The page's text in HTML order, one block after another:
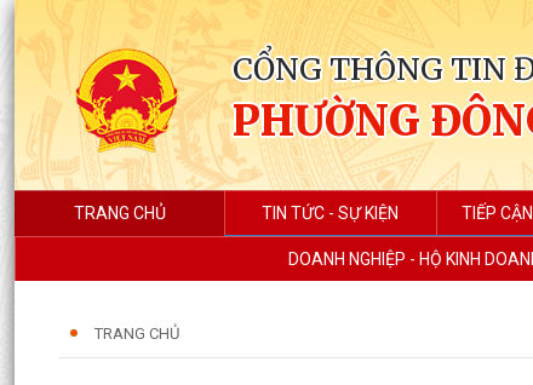
CỔNG THÔNG TIN
PHƯỜNG
TRANG CHỦ TIN TỨC - SỰ KIỆN TIẾP
DOANH NGHIỆP - HỘ KINH
TRANG CHỦ